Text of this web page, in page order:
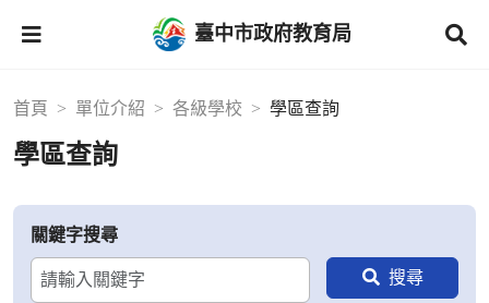
臺中市政府教育局
首頁 單位介紹 各級學校 學區查詢
學區查詢
關鍵字搜尋